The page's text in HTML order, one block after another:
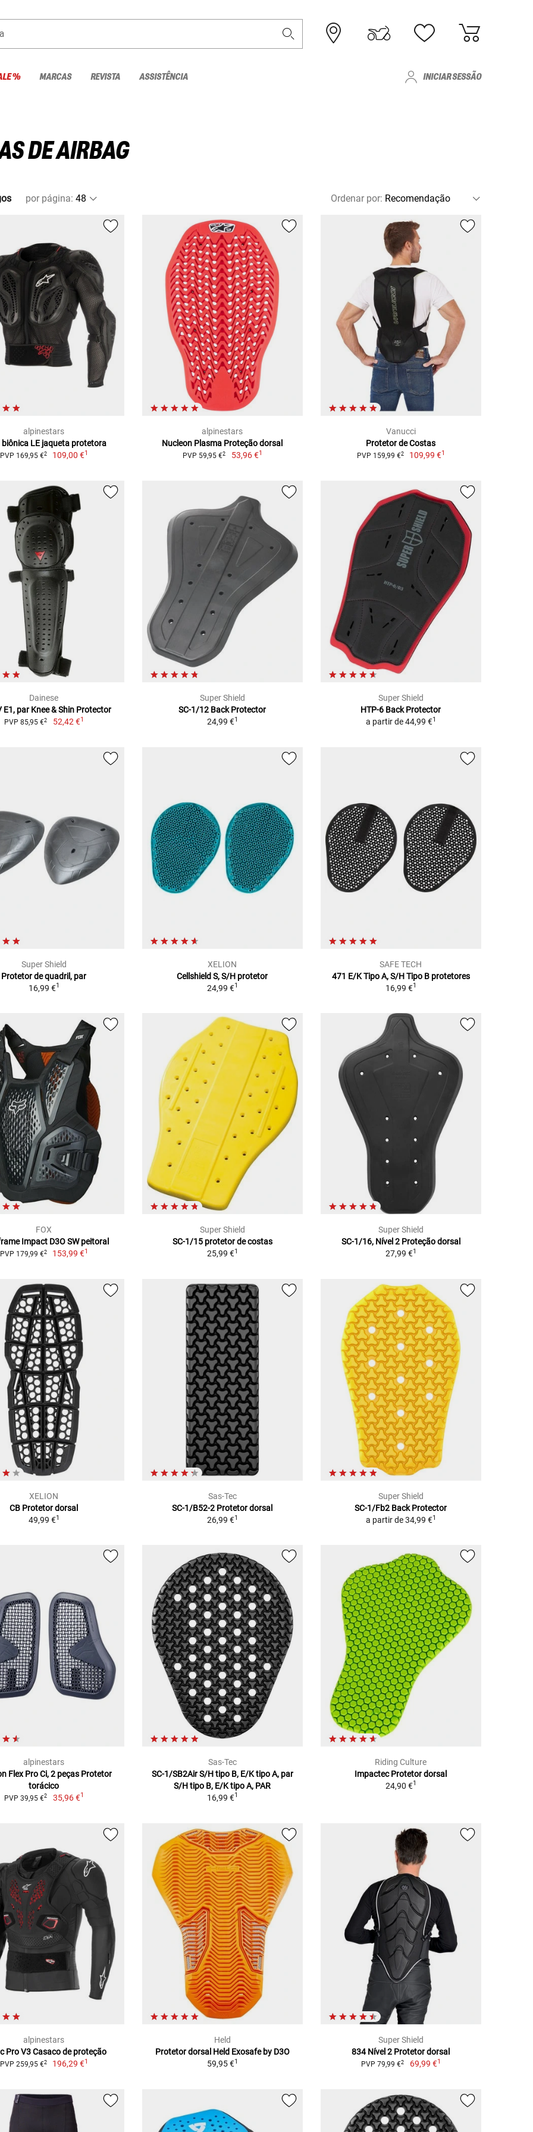
% MARCAS REVISTA ASSISTÊNCIA INICIAR SESSÃO
DE AIRBAG
por página: Ordenar por:
alpinestars
biônica LE jaqueta protetora
PVP 169,95 €2 109,00 €1
alpinestars
Nucleon Plasma Proteção dorsal
PVP 59,95 €2 53,96 €1
Vanucci
Protetor de Costas
PVP 159,99 €2 109,99 €1
Dainese
E1, par Knee & Shin Protector
PVP 85,95 €2 52,42 €1
Super Shield
SC-1/12 Back Protector
24,99 €1
Super Shield
HTP-6 Back Protector
a partir de44,99 €1
Super Shield
Protetor de quadril, par
16,99 €1
XELION
Cellshield S, S/H protetor
24,99 €1
SAFE TECH
471 E/K Tipo A, S/H Tipo B protetores
16,99 €1
FOX
Impact D3O SW peitoral
PVP 179,99 €2 153,99 €1
Super Shield
SC-1/15 protetor de costas
25,99 €1
Super Shield
SC-1/16, Nível 2 Proteção dorsal
27,99 €1
XELION
CB Protetor dorsal
49,99 €1
Sas-Tec
SC-1/B52-2 Protetor dorsal
26,99 €1
Super Shield
SC-1/Fb2 Back Protector
a partir de34,99 €1
alpinestars
Flex Pro Ci, 2 peças Protetor
torácico
PVP 39,95 €2 35,96 €1
Sas-Tec
SC-1/SB2Air S/H tipo B, E/K tipo A, par
S/H tipo B, E/K tipo A, PAR
16,99 €1
Riding Culture
Impactec Protetor dorsal
24,90 €1
alpinestars
Pro V3 Casaco de proteção
PVP 259,95 €2 196,29 €1
Held
Protetor dorsal Held Exosafe by D3O
59,95 €1
Super Shield
834 Nível 2 Protetor dorsal
PVP 79,99 €2 69,99 €1